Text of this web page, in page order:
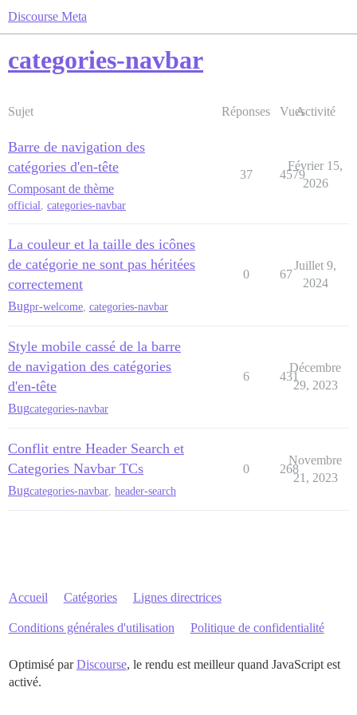
Discourse Meta
categories-navbar
Sujet Réponses VuesActivité
Barre de navigation des
catégories d'en-tête
Composant de thème
official, categories-navbar
37 4579
Février 15,
2026
La couleur et la taille des icônes
de catégorie ne sont pas héritées
correctement
Bugpr-welcome categories-navbar
0 67
Juillet 9,
2024
Style mobile cassé de la barre
de navigation des catégories
d'en-tête
Bugcategories-navbar
6 431
Décembre
29, 2023
Conflit entre Header Search et
Categories Navbar TCs
Bugcategories-navbar header-search
0 268
Novembre
21, 2023
Accueil Catégories Lignes directrices
Conditions générales d'utilisation Politique de confidentialité
Optimisé parDiscourse, le rendu est meilleur quand JavaScript est
activé.